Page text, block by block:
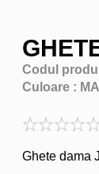
Codul
Culoare :
Ghete dama